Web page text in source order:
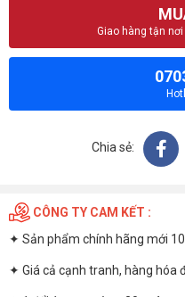
Giao hàng tận
Chia sẻ:
CÔNG TY CAM KẾT :
✦ Sản phẩm chính hãng mới
✦ Giá cả cạnh tranh, hàng hóa